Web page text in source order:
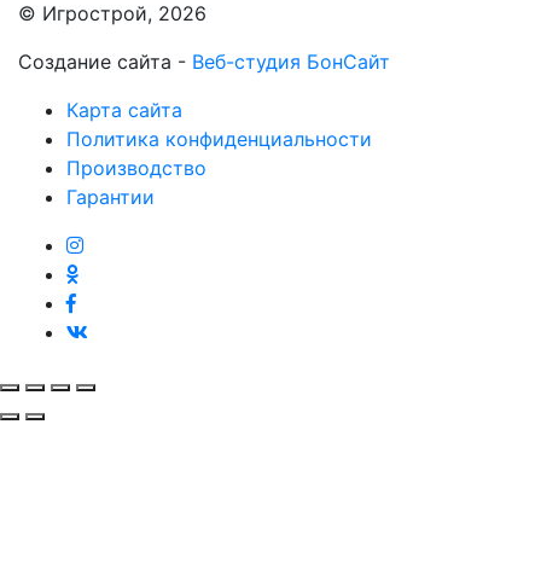
© Игрострой, 2026
Создание сайта - Веб-студия БонСайт
Карта сайта
Политика конфиденциальности
Производство
Гарантии